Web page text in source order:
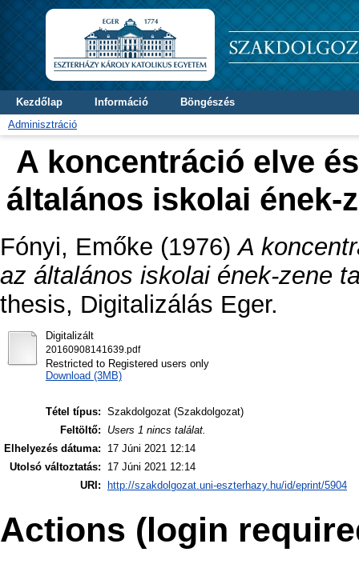
Kezdőlap Információ
Böngészés
Adminisztráció
A koncentráció elve
általános iskolai ének-
Fónyi, Emőke (1976)A
az általános iskolai ének-zene
thesis, Digitalizálás Eger.
Digitalizált
20160908141639.pdf
Restricted to Registered users only
Download (3MB)
Tétel típus: Szakdolgozat (Szakdolgozat)
Feltöltő:
Users 1 nincs találat.
Elhelyezés dátuma:
17 Júni 2021 12:14
Utolsó változtatás:
17 Júni 2021 12:14
URI:
http://szakdolgozat.uni-eszterhazy.hu/id/eprint/5904
Actions (login